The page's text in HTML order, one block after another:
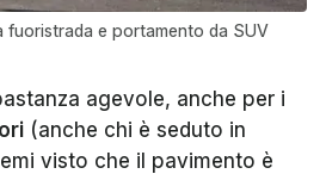
fuoristrada e portamento da SUV
agevole, anche per i
(anche chi è seduto in
visto che il pavimento è